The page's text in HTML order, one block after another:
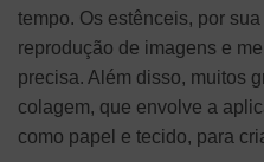
tempo. Os estênceis, por
reprodução de imagens e
precisa. Além disso, muitos
colagem, que envolve a
como papel e tecido, para